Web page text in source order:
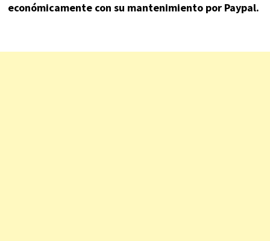
económicamente con su mantenimiento por Paypal.